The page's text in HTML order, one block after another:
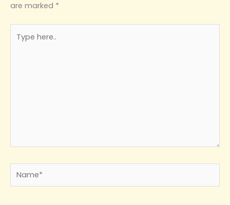
are marked *
here..
Name*